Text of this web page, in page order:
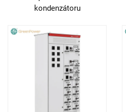
kondenzátoru